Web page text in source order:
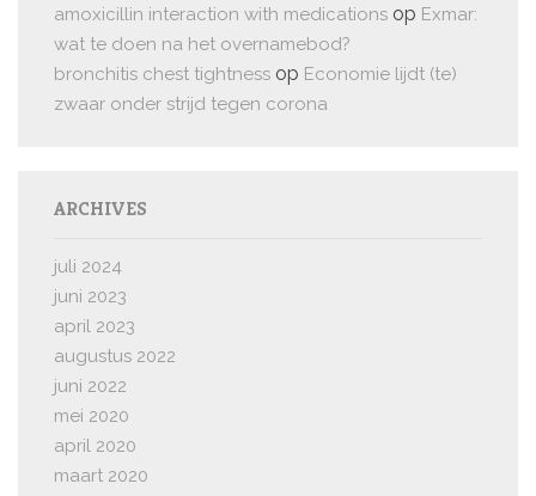
amoxicillin interaction with medications op Exmar:
wat te doen na het overnamebod?
bronchitis chest tightness op Economie lijdt (te)
zwaar onder strijd tegen corona
ARCHIVES
juli 2024
juni 2023
april 2023
augustus 2022
juni 2022
mei 2020
april 2020
maart 2020